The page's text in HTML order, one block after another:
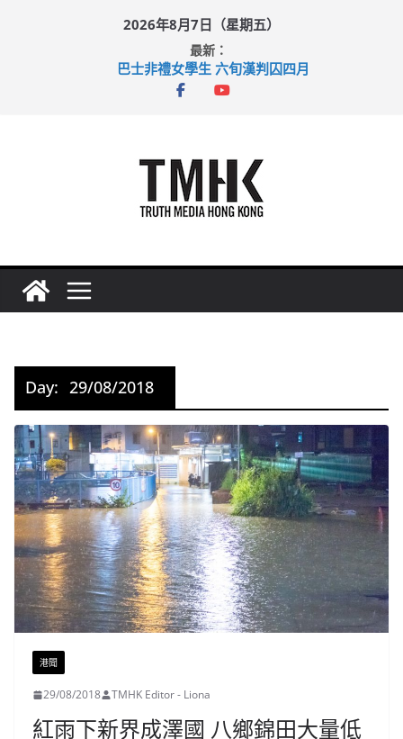
2026年8月7日（星期五）
最新：
巴士非禮女學生 六旬漢判囚四月
涉造假公屋富戶申報表 倉管員准保釋候訊
Day: 29/08/2018
港聞
29/08/2018 TMHK Editor - Liona
紅雨下新界成澤國 八鄉錦田大量低